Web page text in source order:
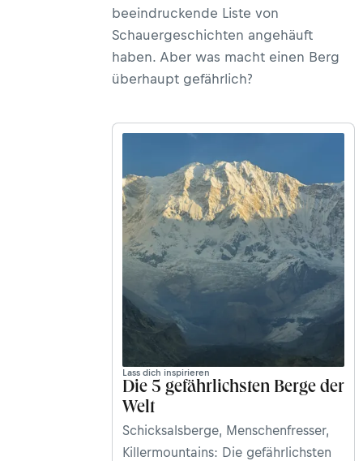
beeindruckende Liste von
Schauergeschichten angehäuft
haben. Aber was macht einen Berg
überhaupt gefährlich?
Lass dich inspirieren
Die 5 gefährlichsten Berge der
Welt
Schicksalsberge, Menschenfresser,
Killermountains: Die gefährlichsten